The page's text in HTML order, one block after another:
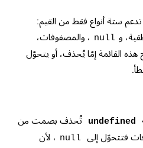
صيغة JSON في JavaScript تدعم ستة أنواع فقط من القيم:
و null ، والمصفوفات،
هذه القائمة إمّا يُحذف، أو يتحوّل
undefined
تُحذف بصمت من
فتتحوّل إلى null ، لأن